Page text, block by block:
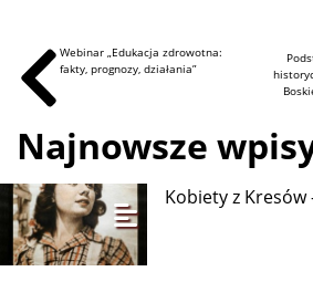
Webinar „Edukacja zdrowotna:
fakty, prognozy, działania”
Najnowsze
Kobiety z Kresów